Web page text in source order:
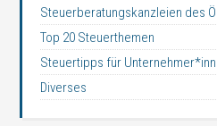
Steuerberatungskanzleien des
Top 20 Steuerthemen
Steuertipps für
Diverses